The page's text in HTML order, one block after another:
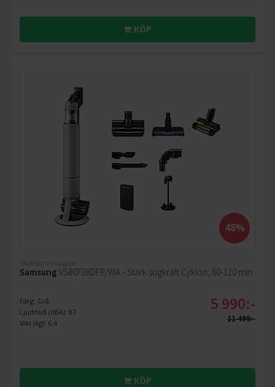
KÖP
48%
Skaftdammsugare
Samsung VS80F28DFP/WA - Stark sugkraft Cyklon, 60-120 min
Färg: Grå
Ljudnivå (dBA): 87
Vikt (kg): 6.4
5 990:-
11 499:-
KÖP